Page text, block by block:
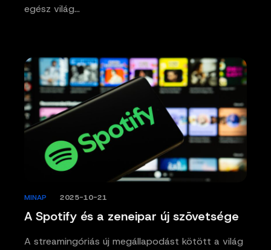
egész világ…
A Spotify és a zeneipar új szövetsége
MINAP 2025-10-21
A streamingóriás új megállapodást kötött a világ